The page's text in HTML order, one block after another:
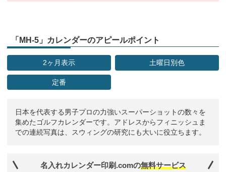
「MH-5」カレンダーのアピールポイント
2ヶ月表示 土曜日別色
定番
日本を代表する男子プロの力強いスーパーショットの数々を
集めたゴルフカレンダーです。アドレスからフィニッシュま
での連続写真は、スウィングの研究にも大いに役立ちます。
名入れカレンダー印刷.comの無料サービス